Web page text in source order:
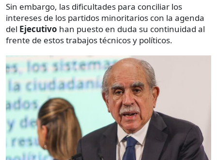
Sin embargo, las dificultades para conciliar los
intereses de los partidos minoritarios con la agenda
del Ejecutivo han puesto en duda su continuidad al
frente de estos trabajos técnicos y políticos.